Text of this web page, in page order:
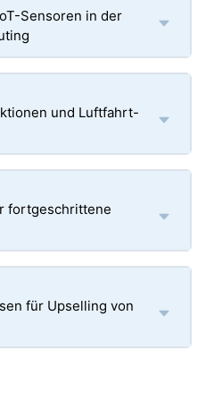
Sensoren in der
und Luftfahrt-
fortgeschrittene
für Upselling von